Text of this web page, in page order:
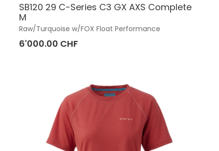
SB120 29 C-Series C3 GX AXS Complete
M
Raw/Turquoise w/FOX Float Performance
6'000.00 CHF